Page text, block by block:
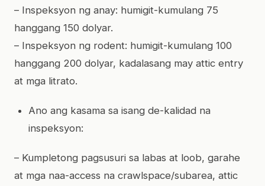
– Inspeksyon ng anay: humigit-kumulang 75
hanggang 150 dolyar.
– Inspeksyon ng rodent: humigit-kumulang 100
hanggang 200 dolyar, kadalasang may attic entry
at mga litrato.
Ano ang kasama sa isang de-kalidad na
inspeksyon:
– Kumpletong pagsusuri sa labas at loob, garahe
at mga naa-access na crawlspace/subarea, attic